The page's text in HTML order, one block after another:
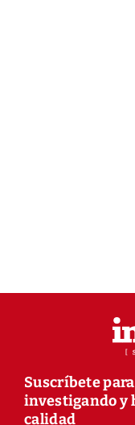
Suscríbete
investigando y
calidad